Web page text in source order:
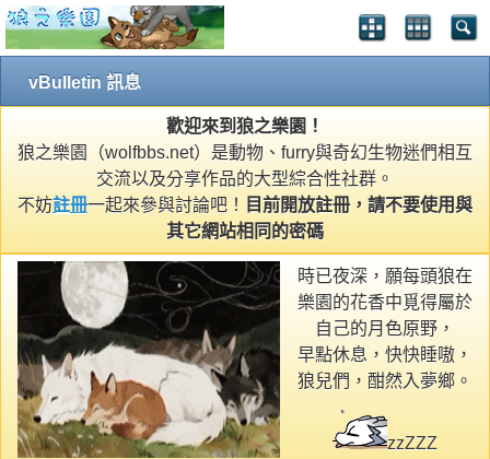
vBulletin 訊息
歡迎來到狼之樂園！
狼之樂園（wolfbbs.net）是動物、furry與奇幻生物迷們相互
交流以及分享作品的大型綜合性社群。
不妨註冊一起來參與討論吧！
目前開放註冊，請不要使用與
其它網站相同的密碼
時已夜深，願每頭狼在
樂園的花香中覓得屬於
自己的月色原野，
早點休息，快快睡嗷，
狼兒們，酣然入夢鄉。
zzZZZ